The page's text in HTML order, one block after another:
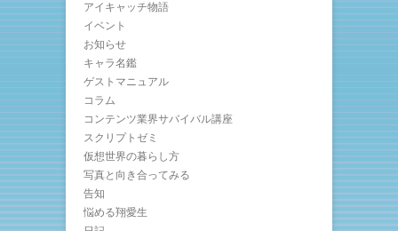
アイキャッチ物語
イベント
お知らせ
キャラ名鑑
ゲストマニュアル
コラム
コンテンツ業界サバイバル講座
スクリプトゼミ
仮想世界の暮らし方
写真と向き合ってみる
告知
悩める翔愛生